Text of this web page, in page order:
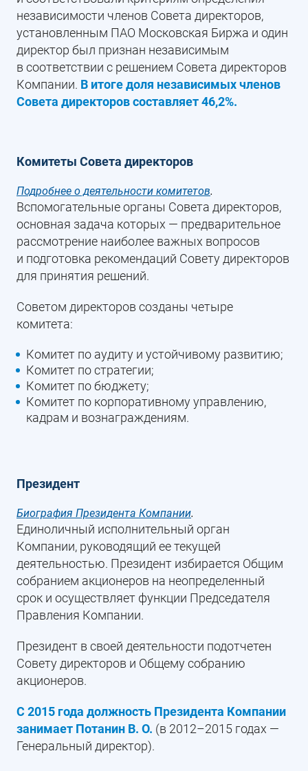
независимости членов Совета директоров,
установленным ПАО Московская Биржа и один
директор был признан независимым
в соответствии с решением Совета директоров
Компании. В итоге доля независимых членов
Совета директоров составляет 46,2%.
Комитеты Совета директоров
Подробнее о деятельности комитетов.
Вспомогательные органы Совета директоров,
основная задача которых — предварительное
рассмотрение наиболее важных вопросов
и подготовка рекомендаций Совету директоров
для принятия решений.
Советом директоров созданы четыре
комитета:
Комитет по аудиту и устойчивому развитию;
Комитет по стратегии;
Комитет по бюджету;
Комитет по корпоративному управлению,
кадрам и вознаграждениям.
Президент
Биография Президента Компании.
Единоличный исполнительный орган
Компании, руководящий ее текущей
деятельностью. Президент избирается Общим
собранием акционеров на неопределенный
срок и осуществляет функции Председателя
Правления Компании.
Президент в своей деятельности подотчетен
Совету директоров и Общему собранию
акционеров.
С 2015 года должность Президента Компании
занимает Потанин В. О. (в 2012–2015 годах —
Генеральный директор).